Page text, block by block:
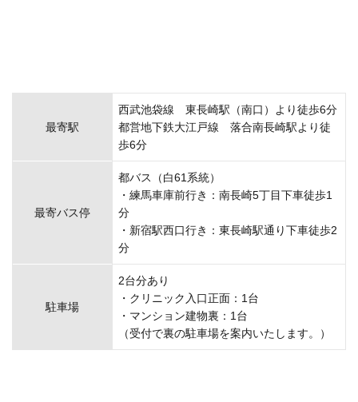
最寄駅
西武池袋線 東長崎駅（南口）より徒歩6分
都営地下鉄大江戸線 落合南長崎駅より徒
歩6分
最寄バス停
都バス（白61系統）
・練馬車庫前行き：南長崎5丁目下車徒歩1
分
・新宿駅西口行き：東長崎駅通り下車徒歩2
分
駐車場
2台分あり
・クリニック入口正面：1台
・マンション建物裏：1台
（受付で裏の駐車場を案内いたします。）